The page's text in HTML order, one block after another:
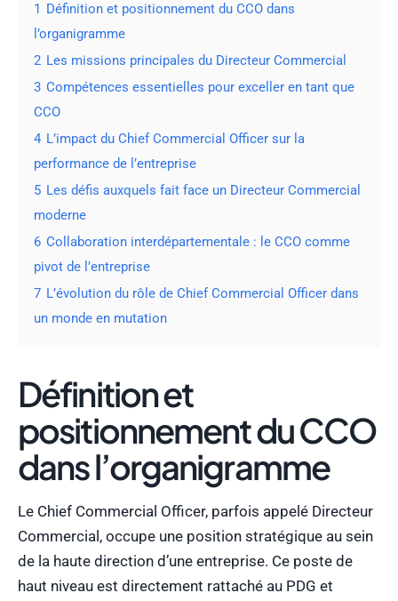
1 Définition et positionnement du CCO dans
l’organigramme
2 Les missions principales du Directeur Commercial
3 Compétences essentielles pour exceller en tant que
CCO
4 L’impact du Chief Commercial Officer sur la
performance de l’entreprise
5 Les défis auxquels fait face un Directeur Commercial
moderne
6 Collaboration interdépartementale : le CCO comme
pivot de l’entreprise
7 L’évolution du rôle de Chief Commercial Officer dans
un monde en mutation
Définition et
positionnement du CCO
dans l’organigramme
Le Chief Commercial Officer, parfois appelé Directeur
Commercial, occupe une position stratégique au sein
de la haute direction d’une entreprise. Ce poste de
haut niveau est directement rattaché au PDG et